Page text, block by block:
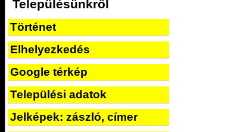
Településünkről
Történet
Elhelyezkedés
Google térkép
Települési adatok
Jelképek: zászló, címer